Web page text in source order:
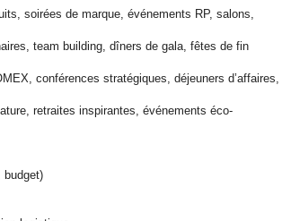
soirées de marque, événements RP, salons,
team building, dîners de gala, fêtes de fin
conférences stratégiques, déjeuners d’affaires,
retraites inspirantes, événements éco-
budget)